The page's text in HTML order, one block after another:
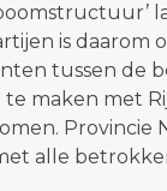
is daarom
tussen de
te maken met
alle